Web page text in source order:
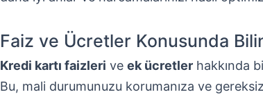
Faiz ve Ücretler Konusunda
Kredi kartı faizleri ve ek ücretler hakkında
Bu, mali durumunuzu korumanıza ve